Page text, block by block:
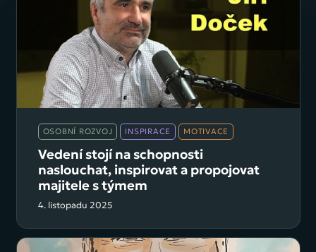
OSOBNÍ ROZVOJ INSPIRACE MOTIVACE
Vedení stojí na schopnosti
naslouchat, inspirovat a propojovat
majitele s týmem
4. listopadu 2025